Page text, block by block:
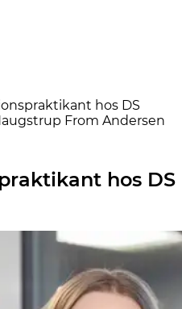
hos DS
From Andersen
hos DS